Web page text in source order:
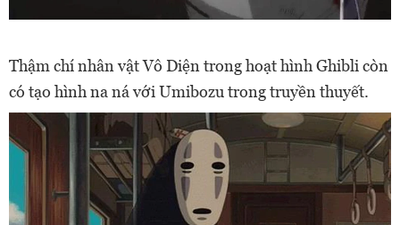
Thậm chí nhân vật Vô Diện trong hoạt hình Ghibli còn
có tạo hình na ná với Umibozu trong truyền thuyết.